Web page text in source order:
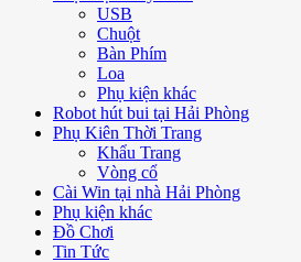
USB
Chuột
Bàn Phím
Loa
Phụ kiện khác
Robot hút bui tại Hải Phòng
Phụ Kiên Thời Trang
Khẩu Trang
Vòng cổ
Cài Win tại nhà Hải Phòng
Phụ kiện khác
Đồ Chơi
Tin Tức